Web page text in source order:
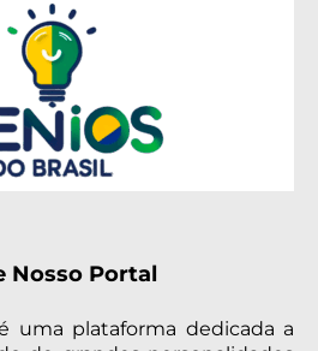
Nosso Portal
uma plataforma dedicada a